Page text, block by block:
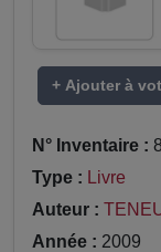
+ Ajouter à
N° Inventaire :
Type : Livre
Auteur :
Année : 2009